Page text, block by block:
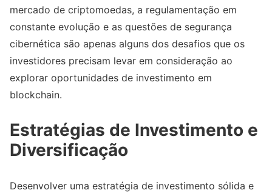
mercado de criptomoedas, a regulamentação em
constante evolução e as questões de segurança
cibernética são apenas alguns dos desafios que os
investidores precisam levar em consideração ao
explorar oportunidades de investimento em
blockchain.
Estratégias de Investimento e
Diversificação
Desenvolver uma estratégia de investimento sólida e